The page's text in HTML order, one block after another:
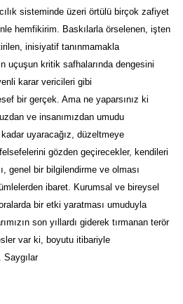
sisteminde üzeri örtülü birçok zafiyet
hemfikirim. Baskılarla örselenen, işten
inisiyatif tanınmamakla
uçuşun kritik safhalarında dengesini
karar vericileri gibi
bir gerçek. Ama ne yaparsınız ki
ve insanımızdan umudu
uyaracağız, düzeltmeye
gözden geçirecekler, kendileri
genel bir bilgilendirme ve olması
ibaret. Kurumsal ve bireysel
bir etki yaratması umuduyla
son yıllardı giderek tırmanan terör
var ki, boyutu itibariyle
Saygılar